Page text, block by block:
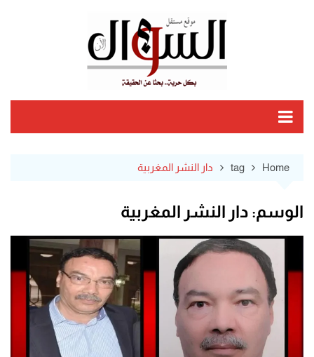
Home
tag دار النشر المغربية
الوسم: دار النشر المغربية